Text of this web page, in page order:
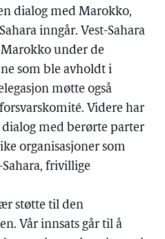
dialog med Marokko,
inngår. Vest-Sahara
under de
som ble avholdt i
møtte også
Videre har
med berørte parter
organisasjoner som
frivillige
støtte til den
Vår innsats går til å